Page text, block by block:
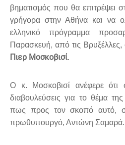
βηματισμός που θα επιτρέψει
γρήγορα στην Αθήνα και να
ελληνικό πρόγραμμα
Παρασκευή, από τις Βρυξέλλες,
Πιερ Μοσκοβισί.
Ο κ. Μοσκοβισί ανέφερε ότι
διαβουλεύσεις για το θέμα
πως προς τον σκοπό αυτό,
πρωθυπουργό, Αντώνη Σαμαρά.